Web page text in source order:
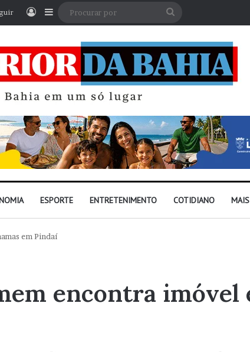
EntrarBarra Lateral
ESPORTE ENTRETENIMENTO COTIDIANO MAIS
em Pindaí
encontra imóvel